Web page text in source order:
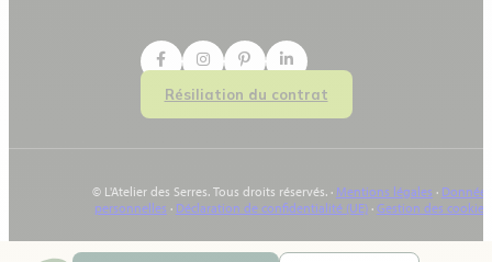
Résiliation du contrat
© L'Atelier des Serres. Tous droits réservés. · Mentions légales · Données
personnelles · Déclaration de confidentialité (UE)· Gestion des cookies